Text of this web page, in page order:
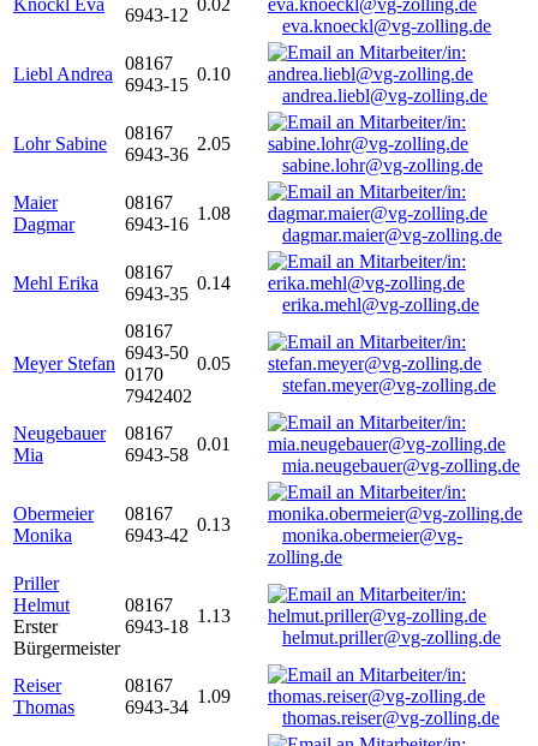
Knöckl Eva
6943-12
0.02
eva.knoeckl@vg-zolling.de
Liebl Andrea
08167
6943-15
0.10
andrea.liebl@vg-zolling.de
Lohr Sabine
08167
6943-36
2.05
sabine.lohr@vg-zolling.de
Maier
Dagmar
08167
6943-16
1.08
dagmar.maier@vg-zolling.de
Mehl Erika
08167
6943-35
0.14
erika.mehl@vg-zolling.de
Meyer Stefan
08167
6943-50
0170
7942402
0.05
stefan.meyer@vg-zolling.de
Neugebauer
Mia
08167
6943-58
0.01
mia.neugebauer@vg-zolling.de
Obermeier
Monika
08167
6943-42
0.13
monika.obermeier@vg-
zolling.de
Priller
Helmut
Erster
Bürgermeister
08167
6943-18
1.13
helmut.priller@vg-zolling.de
Reiser
Thomas
08167
6943-34
1.09
thomas.reiser@vg-zolling.de